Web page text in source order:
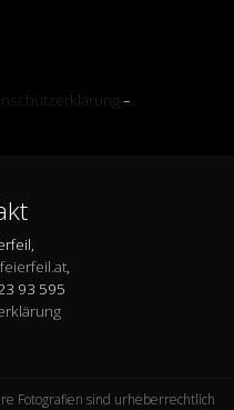
–
,
93 595
Fotografien sind urheberrechtlich